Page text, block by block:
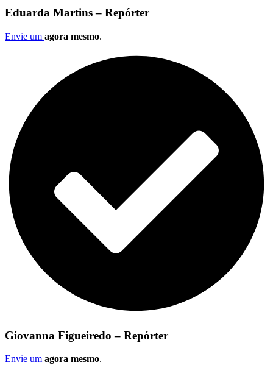
Eduarda Martins – Repórter
Envie um agora mesmo.
Giovanna Figueiredo – Repórter
Envie um agora mesmo.